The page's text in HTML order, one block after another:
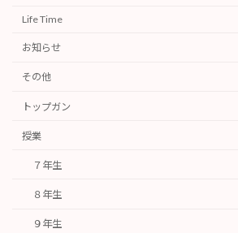
Life Time
お知らせ
その他
トップガン
授業
７年生
８年生
９年生